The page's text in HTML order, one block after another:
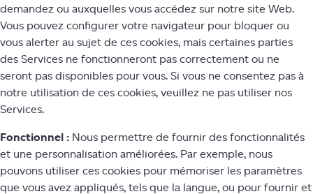
demandez ou auxquelles vous accédez sur notre site Web.
Vous pouvez configurer votre navigateur pour bloquer ou
vous alerter au sujet de ces cookies, mais certaines parties
des Services ne fonctionneront pas correctement ou ne
seront pas disponibles pour vous. Si vous ne consentez pas à
notre utilisation de ces cookies, veuillez ne pas utiliser nos
Services.
Fonctionnel : Nous permettre de fournir des fonctionnalités
et une personnalisation améliorées. Par exemple, nous
pouvons utiliser ces cookies pour mémoriser les paramètres
que vous avez appliqués, tels que la langue, ou pour fournir et